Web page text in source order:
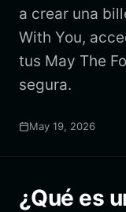
a crear una
With You,
tus May The
segura.
May 19, 2026
¿Qué es